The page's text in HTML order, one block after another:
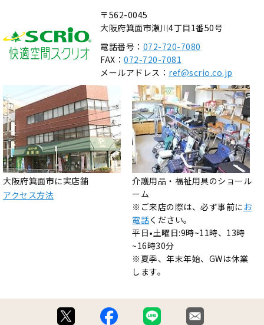
〒562-0045
大阪府箕面市瀬川4丁目1番50号
電話番号： 072-720-7080
FAX： 072-720-7081
メールアドレス： ref@scrio.co.jp
大阪府箕面市に実店舗
アクセス方法
介護用品・福祉用具のショール
ーム
※ご来店の際は、必ず事前に お
電話ください。
平日•土曜日:9時~11時、13時
~16時30分
※夏季、年末年始、GWは休業
します。